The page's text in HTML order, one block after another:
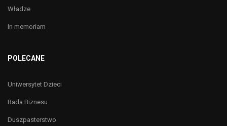
Władze
In memoriam
POLECANE
Uniwersytet Dzieci
Rada Biznesu
Duszpasterstwo